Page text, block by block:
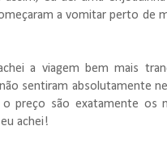
a vomitar perto de
a viagem bem mais
sentiram absolutamente
preço são exatamente os
achei!